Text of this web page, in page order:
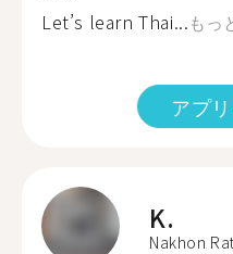
Let’s learn Thai...もっ
アプ
K.
Nakhon